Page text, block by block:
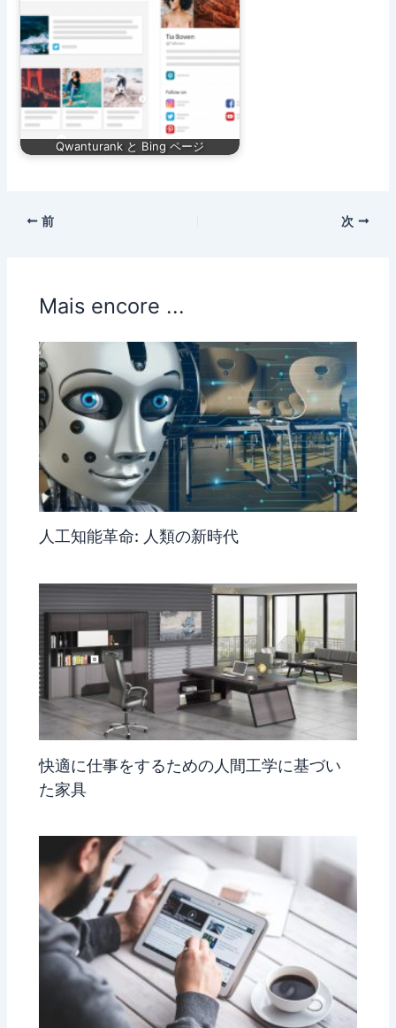
Qwanturank と Bing ページ
前 次
Mais encore ...
人工知能革命: 人類の新時代
快適に仕事をするための人間工学に基づい
た家具